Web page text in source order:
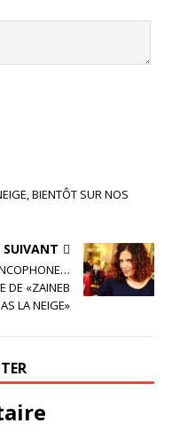
BIENTÔT SUR NOS
SUIVANT
DE «ZAINEB
LA NEIGE»